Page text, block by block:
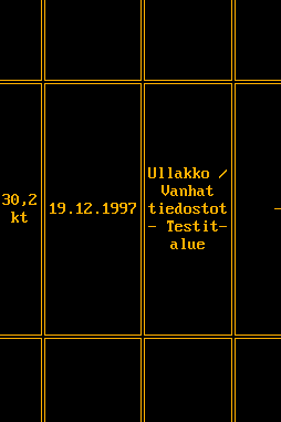
30,2
kt
19.12.1997
Ullakko /
Vanhat
tiedostot
- Testit-
alue